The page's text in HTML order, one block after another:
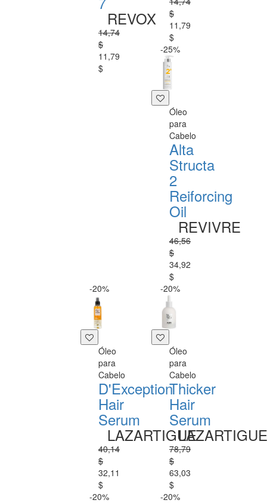
REVOX
14,74
$
11,79
$
$
11,79
$
-25%
Óleo
para
Cabelo
Alta
Structa
2
Reiforcing
Oil
REVIVRE
46,56
$
34,92
$
-20%
Óleo
para
Cabelo
D'Exception
Hair
Serum
LAZARTIGUE
40,14
$
32,11
$
-20%
Óleo
para
Cabelo
Thicker
Hair
Serum
LAZARTIGUE
78,79
$
63,03
$
-20%
-20%